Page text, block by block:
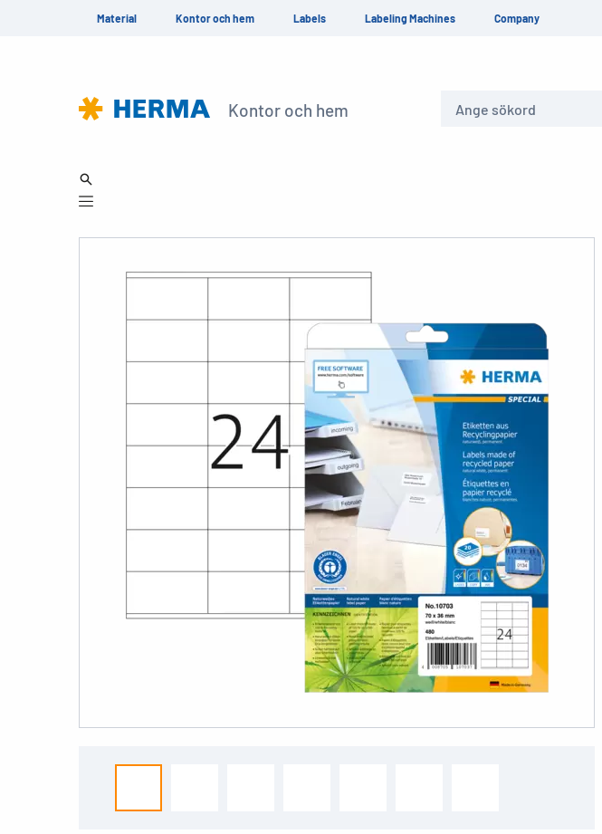
Material Kontor och hem Labels Labeling Machines Company
Kontor och hem